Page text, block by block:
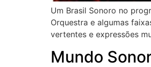
Um Brasil Sonoro no
Orquestra e algumas
vertentes e expressões
Mundo